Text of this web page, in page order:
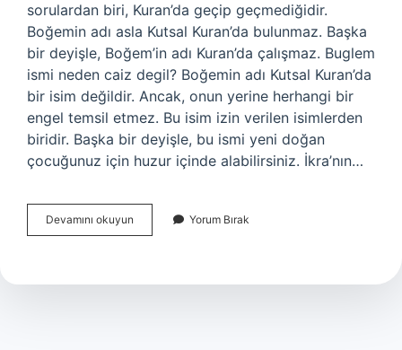
sorulardan biri, Kuran’da geçip geçmediğidir.
Boğemin adı asla Kutsal Kuran’da bulunmaz. Başka
bir deyişle, Boğem’in adı Kuran’da çalışmaz. Buglem
ismi neden caiz degil? Boğemin adı Kutsal Kuran’da
bir isim değildir. Ancak, onun yerine herhangi bir
engel temsil etmez. Bu isim izin verilen isimlerden
biridir. Başka bir deyişle, bu ismi yeni doğan
çocuğunuz için huzur içinde alabilirsiniz. İkra’nın…
Devamını okuyun
Ismi
Yorum Bırak